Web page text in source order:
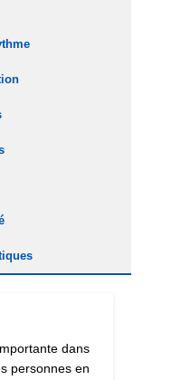
dans
personnes en